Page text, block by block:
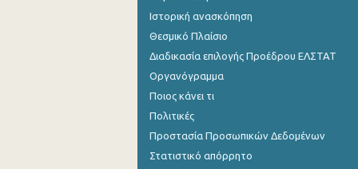
Μαρτίου 2024
Φεβρουαρίου 2024
Ιανουαρίου 2024
Νοεμβρίου 2023
Ιστορική ανασκόπηση
Θεσμικό Πλαίσιο
Διαδικασία επιλογής Προέδρου ΕΛΣΤΑΤ
Οργανόγραμμα
Ποιος κάνει τι
Πολιτικές
Προστασία Προσωπικών Δεδομένων
Στατιστικό απόρρητο